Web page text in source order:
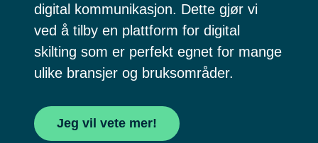
digital kommunikasjon. Dette gjør vi
ved å tilby en plattform for digital
skilting som er perfekt egnet for mange
ulike bransjer og bruksområder.
Jeg vil vete mer!